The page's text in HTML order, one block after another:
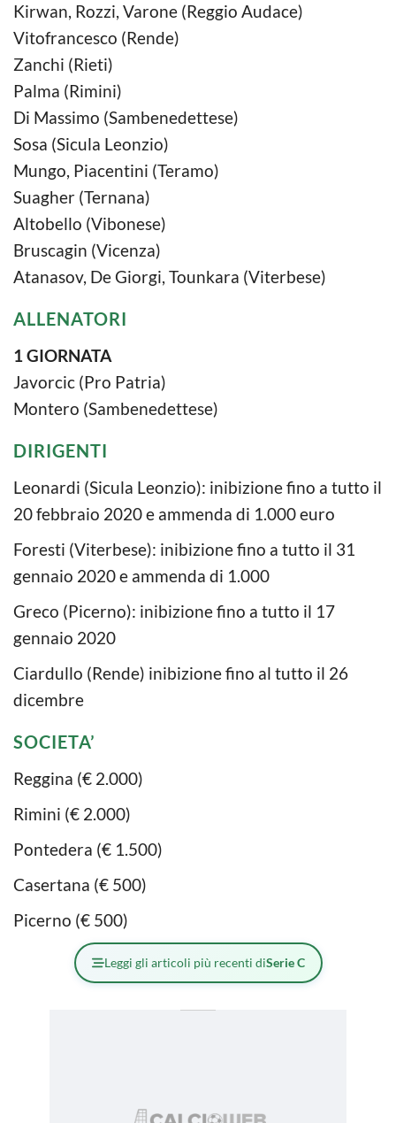
Kirwan, Rozzi, Varone (Reggio Audace)
Vitofrancesco (Rende)
Zanchi (Rieti)
Palma (Rimini)
Di Massimo (Sambenedettese)
Sosa (Sicula Leonzio)
Mungo, Piacentini (Teramo)
Suagher (Ternana)
Altobello (Vibonese)
Bruscagin (Vicenza)
Atanasov, De Giorgi, Tounkara (Viterbese)
ALLENATORI
1 GIORNATA
Javorcic (Pro Patria)
Montero (Sambenedettese)
DIRIGENTI
Leonardi (Sicula Leonzio): inibizione fino a tutto il
20 febbraio 2020 e ammenda di 1.000 euro
Foresti (Viterbese): inibizione fino a tutto il 31
gennaio 2020 e ammenda di 1.000
Greco (Picerno): inibizione fino a tutto il 17
gennaio 2020
Ciardullo (Rende) inibizione fino al tutto il 26
dicembre
SOCIETA’
Reggina (€ 2.000)
Rimini (€ 2.000)
Pontedera (€ 1.500)
Casertana (€ 500)
Picerno (€ 500)
Leggi gli articoli più recenti diSerie C